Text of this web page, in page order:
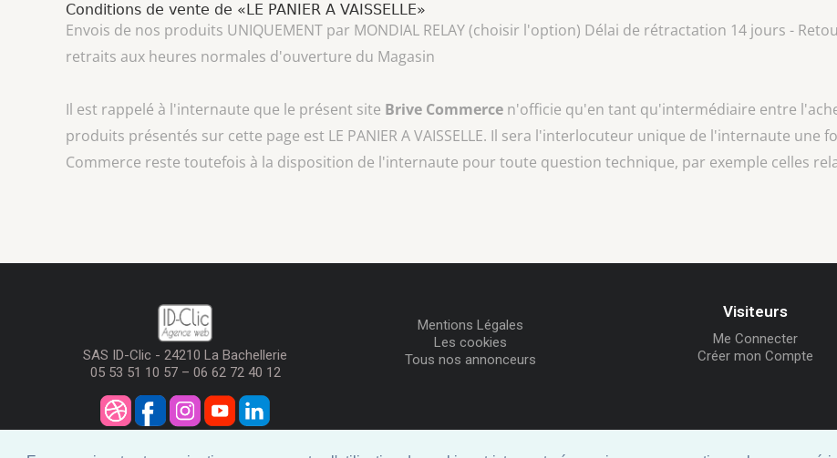
Conditions de vente de «LE PANIER A VAISSELLE»
Envois de nos produits UNIQUEMENT par MONDIAL RELAY (choisir l'option) Délai de rétractation 14 jours -
retraits aux heures normales d'ouverture du Magasin
Il est rappelé à l'internaute que le présent site Brive Commerce n'officie qu'en tant qu'intermédiaire entre
produits présentés sur cette page est LE PANIER A VAISSELLE. Il sera l'interlocuteur unique de l'internaute une
Commerce reste toutefois à la disposition de l'internaute pour toute question technique, par exemple celles
SAS ID-Clic - 24210 La Bachellerie
05 53 51 10 57 – 06 62 72 40 12
Mentions Légales
Les cookies
Tous nos annonceurs
Visiteurs
Me Connecter
Créer mon Compte